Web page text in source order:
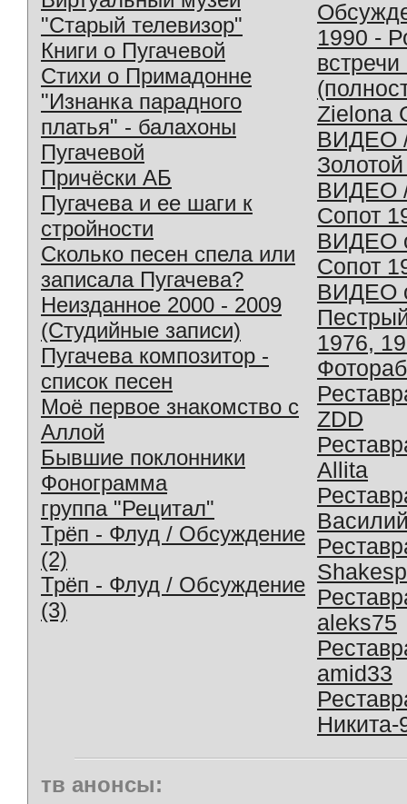
"Старый телевизор"
Книги о Пугачевой
Стихи о Примадонне
"Изнанка парадного
платья" - балахоны
Пугачевой
Причёски АБ
Пугачева и ее шаги к
стройности
Сколько песен спела или
записала Пугачева?
Неизданное 2000 - 2009
(Студийные записи)
Пугачева композитор -
список песен
Моё первое знакомство с
Аллой
Бывшие поклонники
Фонограмма
группа "Рецитал"
Трёп - Флуд / Обсуждение
(2)
Трёп - Флуд / Обсуждение
(3)
1990 -
Zielona
ВИДЕО
ВИДЕО
Сопот
ВИДЕО
Сопот
ВИДЕО
1976,
ZDD
Allita
aleks75
amid33
Никита-
тв анонсы: